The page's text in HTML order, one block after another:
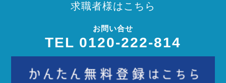
求職者様はこちら
お問い合せ
TEL 0120-222-814